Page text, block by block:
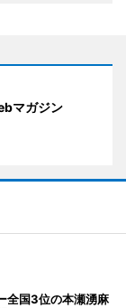
マガジン
全国3位の本瀬湧麻